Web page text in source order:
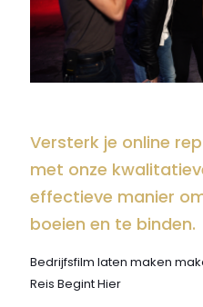
Versterk je online
met onze
effectieve manier
boeien en te binden.
Bedrijfsfilm laten maken
Reis Begint Hier